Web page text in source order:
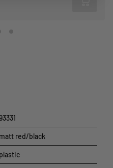
matt red/black
plastic